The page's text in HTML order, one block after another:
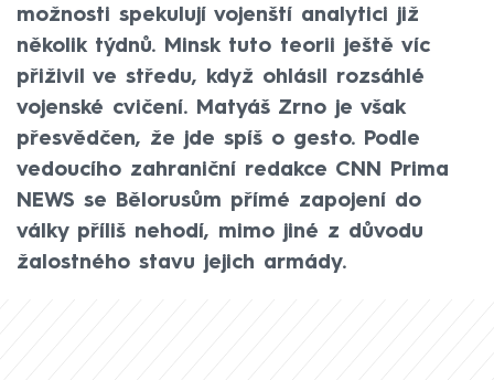
možnosti spekulují vojenští analytici již
několik týdnů. Minsk tuto teorii ještě víc
přiživil ve středu, když ohlásil rozsáhlé
vojenské cvičení. Matyáš Zrno je však
přesvědčen, že jde spíš o gesto. Podle
vedoucího zahraniční redakce CNN Prima
NEWS se Bělorusům přímé zapojení do
války příliš nehodí, mimo jiné z důvodu
žalostného stavu jejich armády.